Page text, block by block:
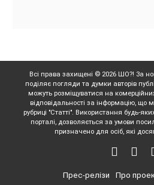
Всі права захищені © 2026 ШО?! За
поділяє погляди та думки авторів
можуть розміщуватися на
відповідальності за інформацію, що
рубриці "Статті". Використання будь-
порталі, дозволяється за умови
призначено для осіб, які
Прес-релізи Про